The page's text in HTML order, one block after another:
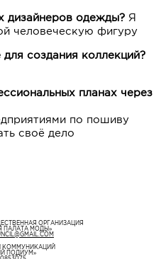
дизайнеров одежды? Я
человеческую фигуру
создания коллекций?
планах через
по пошиву
своё дело
ОРГАНИЗАЦИЯ
ПАЛАТА МОДЫ»
КОММУНИКАЦИЙ
ПОДИУМ»